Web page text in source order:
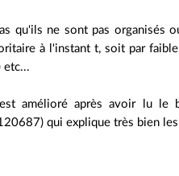
qu'ils ne sont pas organisés
à l'instant t, soit par
etc...
amélioré après avoir lu le
qui explique très bien